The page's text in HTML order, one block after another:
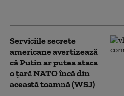
Serviciile secrete
americane avertizează
că Putin ar putea ataca
o țară NATO încă din
această toamnă (WSJ)